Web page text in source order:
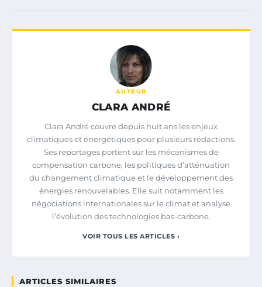
AUTEUR
CLARA ANDRÉ
Clara André couvre depuis huit ans les enjeux
climatiques et énergétiques pour plusieurs rédactions.
Ses reportages portent sur les mécanismes de
compensation carbone, les politiques d’atténuation
du changement climatique et le développement des
énergies renouvelables. Elle suit notamment les
négociations internationales sur le climat et analyse
l’évolution des technologies bas-carbone.
VOIR TOUS LES ARTICLES ›
ARTICLES SIMILAIRES